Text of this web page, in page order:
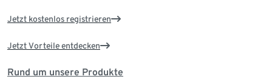
Jetzt kostenlos registrieren
Jetzt Vorteile entdecken
Rund um unsere Produkte